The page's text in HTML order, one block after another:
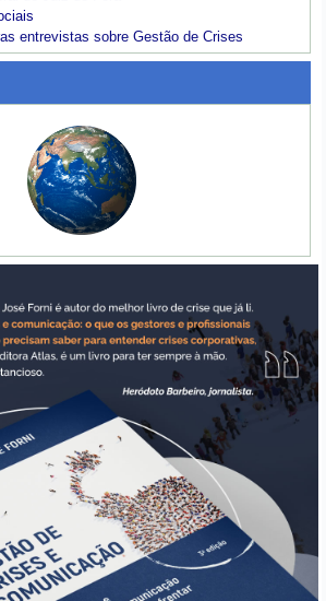
entrevistas sobre Gestão de Crises